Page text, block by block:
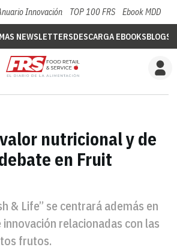
Innovación TOP 100 FRS Ebook MDD
NEWSLETTERSDESCARGA EBOOKSBLOGS
nutricional y de
en Fruit
& Life” se centrará además en
relacionadas con las
frutos.